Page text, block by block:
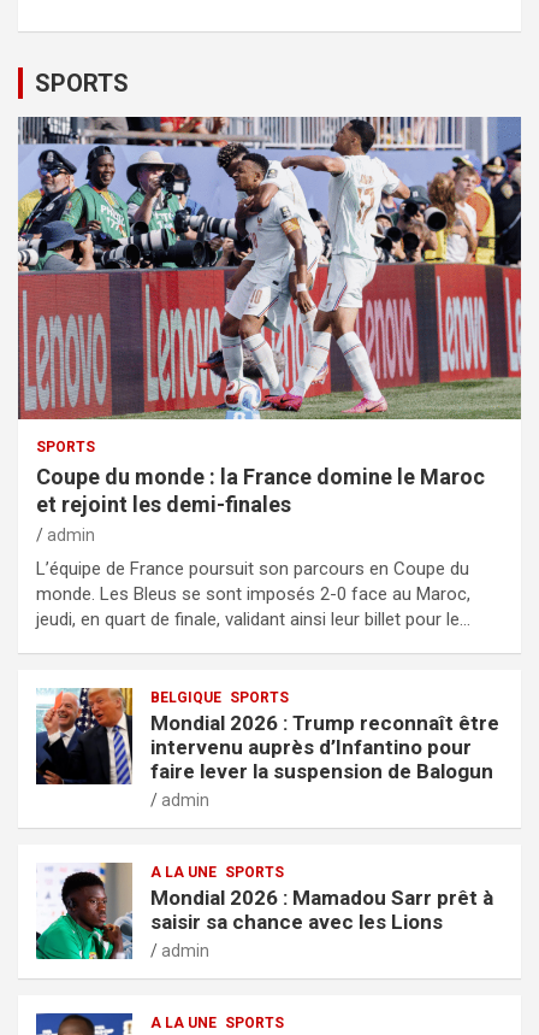
SPORTS
SPORTS
Coupe du monde : la France domine le Maroc
et rejoint les demi-finales
admin
L’équipe de France poursuit son parcours en Coupe du
monde. Les Bleus se sont imposés 2-0 face au Maroc,
jeudi, en quart de finale, validant ainsi leur billet pour le…
BELGIQUE SPORTS
Mondial 2026 : Trump reconnaît être
intervenu auprès d’Infantino pour
faire lever la suspension de Balogun
admin
A LA UNE SPORTS
Mondial 2026 : Mamadou Sarr prêt à
saisir sa chance avec les Lions
admin
A LA UNE SPORTS